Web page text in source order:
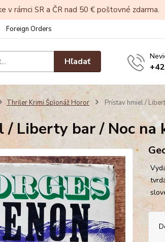
v rámci SR a ČR nad 50 € poštovné zdarma.
Foreign Orders
Hľadať
Thriler Krimi Špionáž Horor Prístav hmiel /
/ Liberty bar / Noc na